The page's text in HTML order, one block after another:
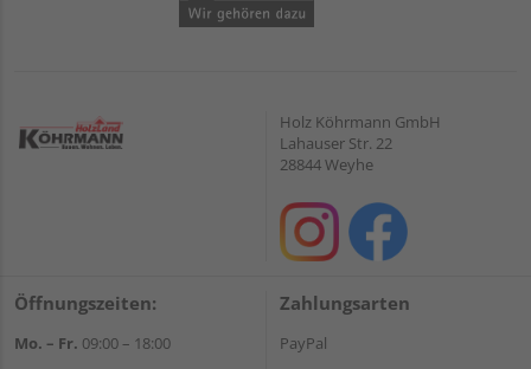
Holz Köhrmann GmbH
Lahauser Str. 22
28844 Weyhe
Öffnungszeiten:
Mo. – Fr. 09:00 – 18:00
Zahlungsarten
PayPal